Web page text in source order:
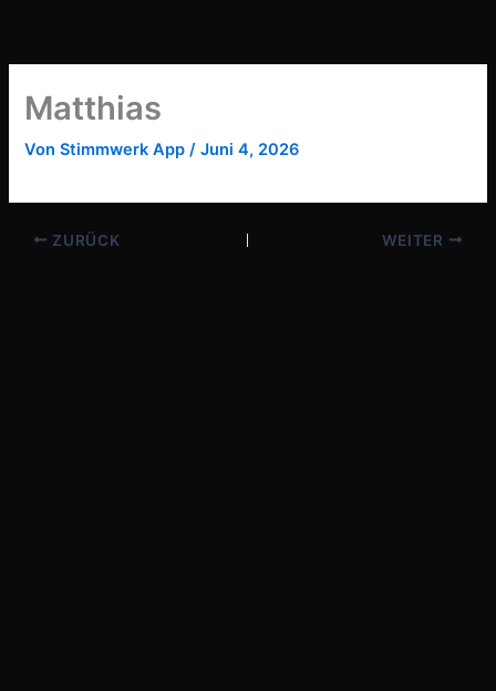
springen
Matthias
VonStimmwerk App/Juni 4, 2026
ZURÜCK WEITER